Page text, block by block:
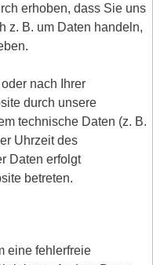
erhoben, dass Sie uns
z. B. um Daten handeln,
nach Ihrer
durch unsere
technische Daten (z. B.
Uhrzeit des
Daten erfolgt
betreten.
eine fehlerfreie